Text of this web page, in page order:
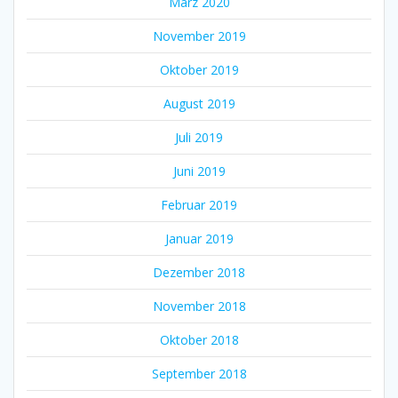
November 2019
Oktober 2019
August 2019
Juli 2019
Juni 2019
Februar 2019
Januar 2019
Dezember 2018
November 2018
Oktober 2018
September 2018